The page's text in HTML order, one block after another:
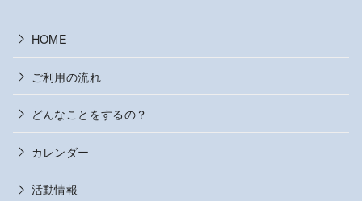
HOME
ご利用の流れ
どんなことをするの？
カレンダー
活動情報